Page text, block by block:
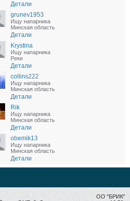
Детали
grunev1953
Ищу напарника
Минская область
Детали
Krystina
Ищу напарника
Реки
Детали
collins222
Ищу напарника
Минская область
Детали
Rik
Ищу напарника
Минская область
Детали
obemik13
Ищу напарника
Минская область
Детали
ОО "БРИК"